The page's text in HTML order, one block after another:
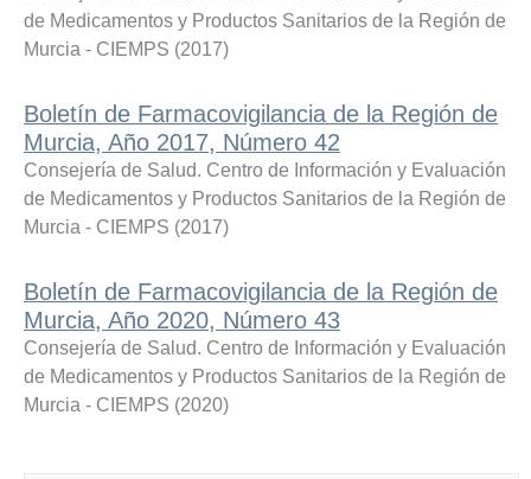
de Medicamentos y Productos Sanitarios de la Región de
Murcia - CIEMPS (2017)
Boletín de Farmacovigilancia de la Región de
Murcia, Año 2017, Número 42
Consejería de Salud. Centro de Información y Evaluación
de Medicamentos y Productos Sanitarios de la Región de
Murcia - CIEMPS (2017)
Boletín de Farmacovigilancia de la Región de
Murcia, Año 2020, Número 43
Consejería de Salud. Centro de Información y Evaluación
de Medicamentos y Productos Sanitarios de la Región de
Murcia - CIEMPS (2020)